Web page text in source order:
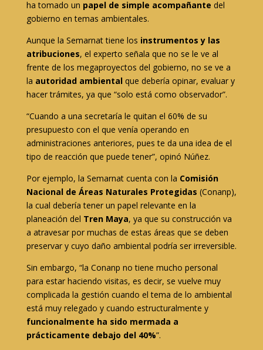
ha tomado un papel de simple acompañante del
gobierno en temas ambientales.
Aunque la Semarnat tiene los instrumentos y las
atribuciones, el experto señala que no se le ve al
frente de los megaproyectos del gobierno, no se ve a
la autoridad ambientalque debería opinar, evaluar y
hacer trámites, ya que “solo está como observador”.
“Cuando a una secretaría le quitan el 60% de su
presupuesto con el que venía operando en
administraciones anteriores, pues te da una idea de el
tipo de reacción que puede tener”, opinó Núñez.
Por ejemplo, la Semarnat cuenta con la Comisión
Nacional de Áreas Naturales Protegidas (Conanp),
la cual debería tener un papel relevante en la
planeación del Tren Maya, ya que su construcción va
a atravesar por muchas de estas áreas que se deben
preservar y cuyo daño ambiental podría ser irreversible.
Sin embargo, “la Conanp no tiene mucho personal
para estar haciendo visitas, es decir, se vuelve muy
complicada la gestión cuando el tema de lo ambiental
está muy relegado y cuando estructuralmente y
funcionalmente ha sido mermada a
prácticamente debajo del 40%”.